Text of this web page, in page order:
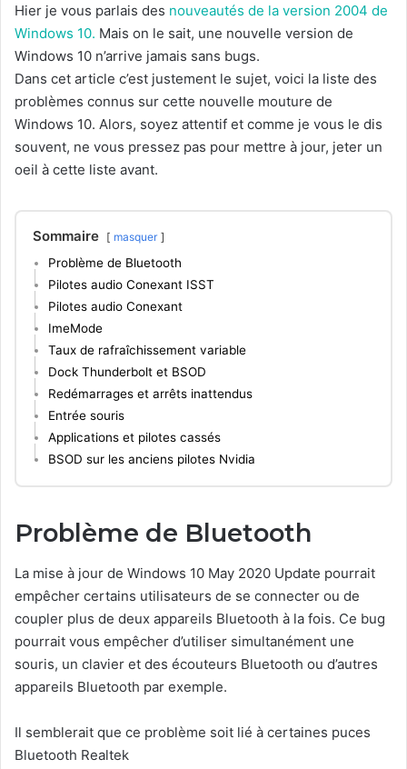
Hier je vous parlais des nouveautés de la version 2004 de
Windows 10. Mais on le sait, une nouvelle version de
Windows 10 n’arrive jamais sans bugs.
Dans cet article c’est justement le sujet, voici la liste des
problèmes connus sur cette nouvelle mouture de
Windows 10. Alors, soyez attentif et comme je vous le dis
souvent, ne vous pressez pas pour mettre à jour, jeter un
oeil à cette liste avant.
Sommaire masquer
Problème de Bluetooth
Pilotes audio Conexant ISST
Pilotes audio Conexant
ImeMode
Taux de rafraîchissement variable
Dock Thunderbolt et BSOD
Redémarrages et arrêts inattendus
Entrée souris
Applications et pilotes cassés
BSOD sur les anciens pilotes Nvidia
Problème de Bluetooth
La mise à jour de Windows 10 May 2020 Update pourrait
empêcher certains utilisateurs de se connecter ou de
coupler plus de deux appareils Bluetooth à la fois. Ce bug
pourrait vous empêcher d’utiliser simultanément une
souris, un clavier et des écouteurs Bluetooth ou d’autres
appareils Bluetooth par exemple.
Il semblerait que ce problème soit lié à certaines puces
Bluetooth Realtek